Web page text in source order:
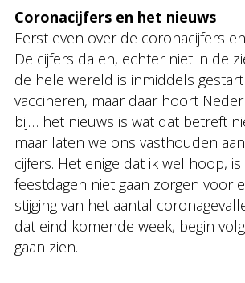
Coronacijfers en het nieuws
Eerst even over de coronacijfers
De cijfers dalen, echter niet in de
de hele wereld is inmiddels
vaccineren, maar daar hoort
bij… het nieuws is wat dat betreft
maar laten we ons vasthouden
cijfers. Het enige dat ik wel hoop,
feestdagen niet gaan zorgen voor
stijging van het aantal
dat eind komende week, begin
gaan zien.